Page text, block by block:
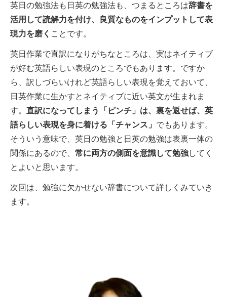
英日の勉強法も日英の勉強法も、つまるところは辞書を
活用して読解力を付け、良質なものをインプットして表
現力を磨く ことです。
英日作業で直訳になりがちなところは、実はネイティブ
が好む英語らしい表現のところでもあります。ですか
ら、訳しづらいけれど英語らしい表現を覚えておいて、
日英作業に生かすとネイティブに近い英文が生まれま
す。 直訳になってしまう「ピンチ」は、裏を返せば、英
語らしい表現を身に着ける「チャンス」 でもあります。
そういう意味で、英日の勉強と日英の勉強は表裏一体の
関係にあるので、 常に両方の側面を意識して勉強してく
とよいと思います。
次回は、勉強に欠かせない辞書について詳しくみていき
ます。